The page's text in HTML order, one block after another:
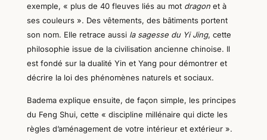
exemple, « plus de 40 fleuves liés au mot dragonet à
ses couleurs ». Des vêtements, des bâtiments portent
son nom. Elle retrace aussila sagesse du Yi Jing, cette
philosophie issue de la civilisation ancienne chinoise. Il
est fondé sur la dualité Yin et Yang pour démontrer et
décrire la loi des phénomènes naturels et sociaux.
Badema explique ensuite, de façon simple, les principes
du Feng Shui, cette « discipline millénaire qui dicte les
règles d’aménagement de votre intérieur et extérieur ».